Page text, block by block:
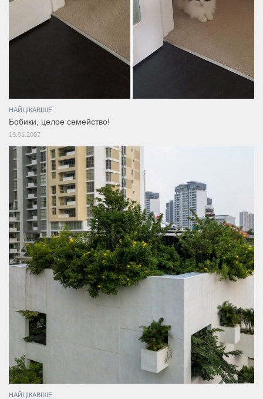
НАЙЦІКАВІШЕ
Бобики, целое семейство!
19.01.2007
НАЙЦІКАВІШЕ